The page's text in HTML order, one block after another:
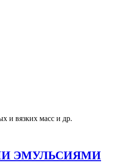
и вязких масс и др.
ЭМУЛЬСИЯМИ